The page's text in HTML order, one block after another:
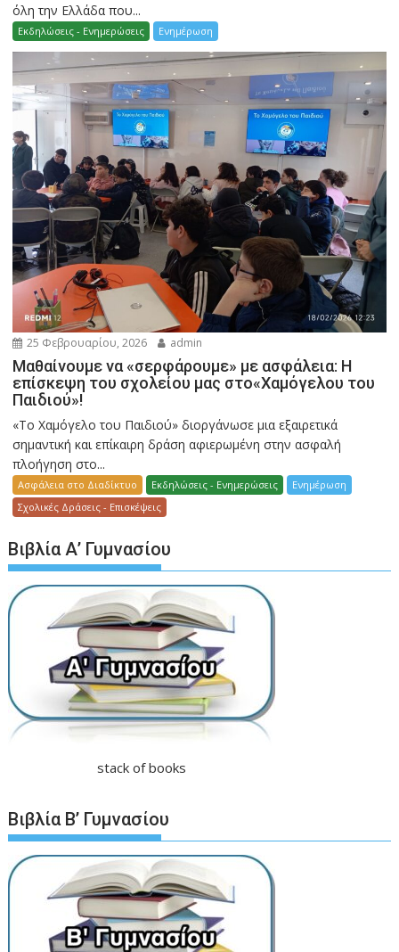
όλη την Ελλάδα που...
Εκδηλώσεις - Ενημερώσεις Ενημέρωση
25 Φεβρουαρίου, 2026 admin
Μαθαίνουμε να «σερφάρουμε» με ασφάλεια: Η
επίσκεψη του σχολείου μας στο«Χαμόγελου του
Παιδιού»!
«Το Χαμόγελο του Παιδιού» διοργάνωσε μια εξαιρετικά
σημαντική και επίκαιρη δράση αφιερωμένη στην ασφαλή
πλοήγηση στο...
Ασφάλεια στο Διαδίκτυο Εκδηλώσεις - Ενημερώσεις
Ενημέρωση
Σχολικές Δράσεις - Επισκέψεις
Βιβλία Α’ Γυμνασίου
stack of books
Βιβλία Β’ Γυμνασίου